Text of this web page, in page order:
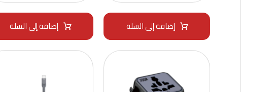
إضافة إلى السلة إضافة إلى السلة